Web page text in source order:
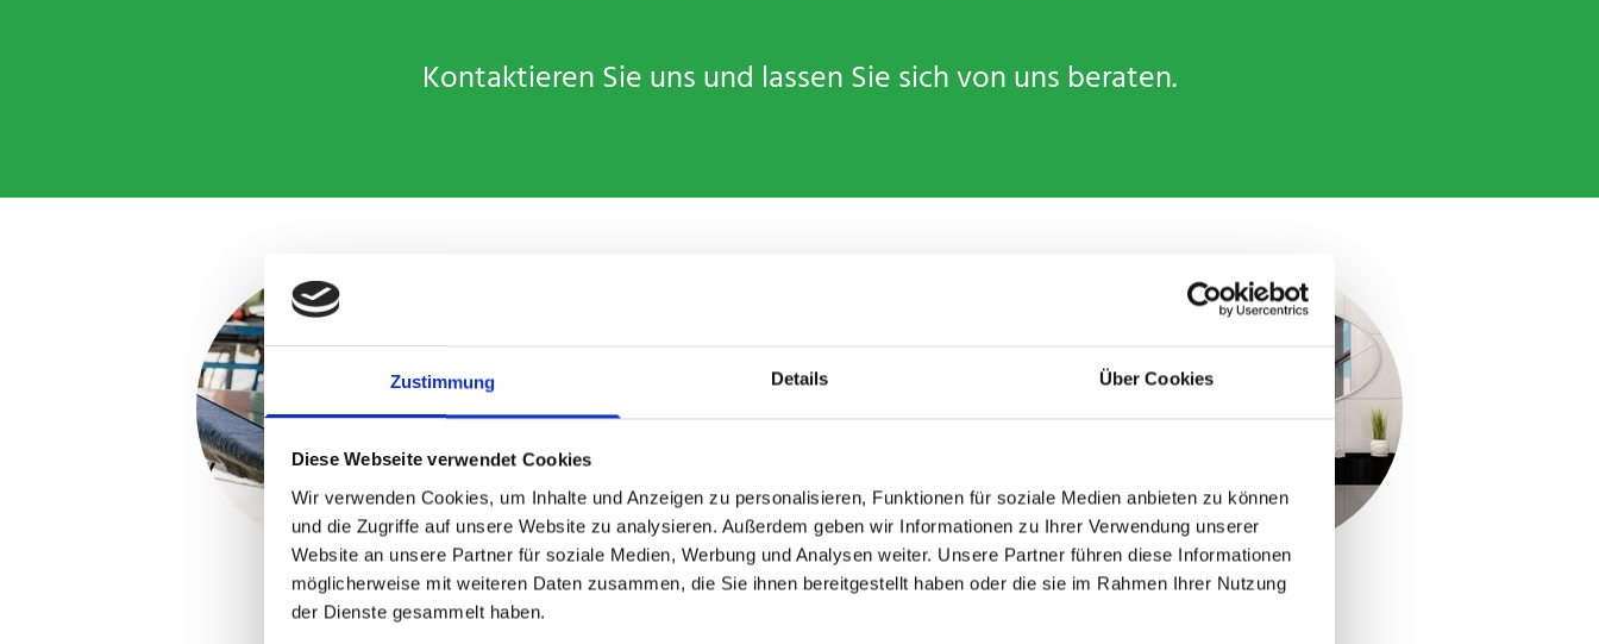
Zustimmung Details Über Cookies
Diese Webseite verwendet Cookies
Wir verwenden Cookies, um Inhalte und Anzeigen zu personalisieren, Funktionen für soziale Medien anbieten zu können
und die Zugriffe auf unsere Website zu analysieren. Außerdem geben wir Informationen zu Ihrer Verwendung unserer
Website an unsere Partner für soziale Medien, Werbung und Analysen weiter. Unsere Partner führen diese Informationen
möglicherweise mit weiteren Daten zusammen, die Sie ihnen bereitgestellt haben oder die sie im Rahmen Ihrer Nutzung
der Dienste gesammelt haben.
Kontaktieren Sie uns und lassen Sie sich von uns beraten.
Glaserei Bilder & Bilderrahmen Spiegel